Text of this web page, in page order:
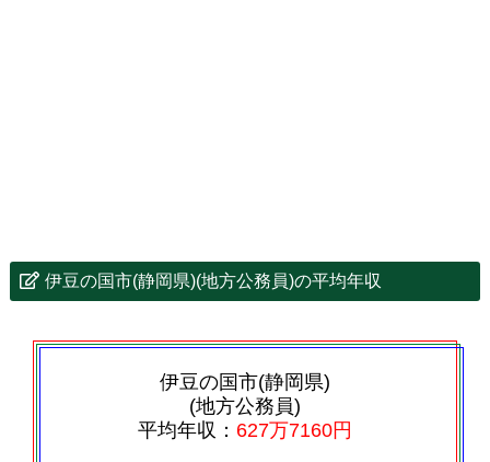
伊豆の国市(静岡県)(地方公務員)の平均年収
伊豆の国市(静岡県)
(地方公務員)
平均年収： 627万7160円